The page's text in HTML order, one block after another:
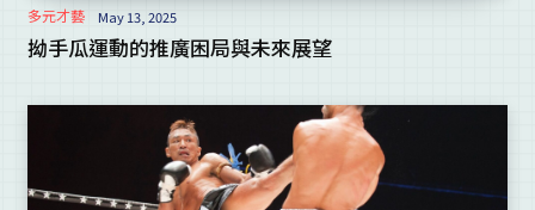
多元才藝 May 13, 2025
拗手瓜運動的推廣困局與未來展望